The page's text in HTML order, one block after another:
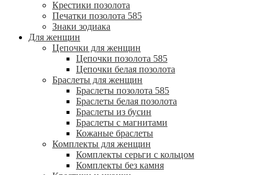
Крестики позолота
Печатки позолота 585
Знаки зодиака
Для женщин
Цепочки для женщин
Цепочки позолота 585
Цепочки белая позолота
Браслеты для женщин
Браслеты позолота 585
Браслеты белая позолота
Браслеты из бусин
Браслеты с магнитами
Кожаные браслеты
Комплекты для женщин
Комплекты серьги с кольцом
Комплекты без камня